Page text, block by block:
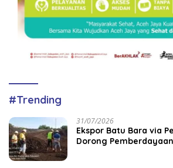
#Trending
31/07/2026
‎Ekspor Batu Bara via
Dorong